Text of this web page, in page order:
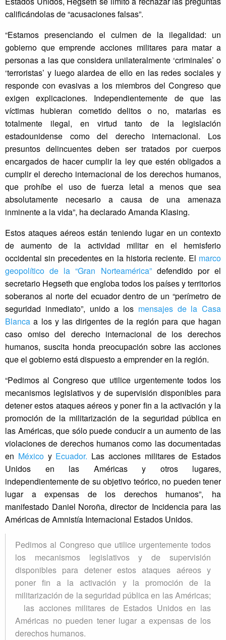
calificándolas de “acusaciones falsas”.
“Estamos presenciando el culmen de la ilegalidad: un
gobierno que emprende acciones militares para matar a
personas a las que considera unilateralmente ‘criminales’ o
‘terroristas’ y luego alardea de ello en las redes sociales y
responde con evasivas a los miembros del Congreso que
exigen explicaciones. Independientemente de que las
víctimas hubieran cometido delitos o no, matarlas es
totalmente ilegal, en virtud tanto de la legislación
estadounidense como del derecho internacional. Los
presuntos delincuentes deben ser tratados por cuerpos
encargados de hacer cumplir la ley que estén obligados a
cumplir el derecho internacional de los derechos humanos,
que prohíbe el uso de fuerza letal a menos que sea
absolutamente necesario a causa de una amenaza
inminente a la vida”, ha declarado Amanda Klasing.
Estos ataques aéreos están teniendo lugar en un contexto
de aumento de la actividad militar en el hemisferio
occidental sin precedentes en la historia reciente. El marco
geopolítico de la “Gran Norteamérica”defendido por el
secretario Hegseth que engloba todos los países y territorios
soberanos al norte del ecuador dentro de un “perímetro de
seguridad inmediato”, unido a los mensajes de la Casa
Blanca a los y las dirigentes de la región para que hagan
caso omiso del derecho internacional de los derechos
humanos, suscita honda preocupación sobre las acciones
que el gobierno está dispuesto a emprender en la región.
“Pedimos al Congreso que utilice urgentemente todos los
mecanismos legislativos y de supervisión disponibles para
detener estos ataques aéreos y poner fin a la activación y la
promoción de la militarización de la seguridad pública en
las Américas, que sólo puede conducir a un aumento de las
violaciones de derechos humanos como las documentadas
en Méxicoy Ecuador. Las acciones militares de Estados
Unidos en las Américas y otros lugares,
independientemente de su objetivo teórico, no pueden tener
lugar a expensas de los derechos humanos”, ha
manifestado Daniel Noroña, director de Incidencia para las
Américas de Amnistía Internacional Estados Unidos.
Pedimos al Congreso que utilice urgentemente todos
los mecanismos legislativos y de supervisión
disponibles para detener estos ataques aéreos y
poner fin a la activación y la promoción de la
militarización de la seguridad pública en las Américas;
las acciones militares de Estados Unidos en las
Américas no pueden tener lugar a expensas de los
derechos humanos.